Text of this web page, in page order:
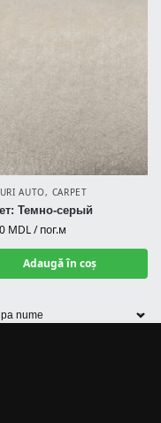
AUTO, CARPET
Темно-серый
MDL/ пог.м
Adaugă în coș